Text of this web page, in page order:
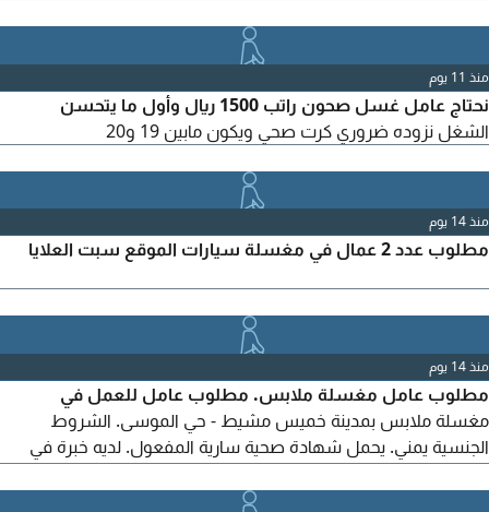
منذ 11 يوم
نحتاج عامل غسل صحون راتب 1500 ريال وأول ما يتحسن
الشغل نزوده ضروري كرت صحي ويكون مابين 19 و20
منذ 14 يوم
مطلوب عدد 2 عمال في مغسلة سيارات الموقع سبت العلايا
منذ 14 يوم
مطلوب عامل مغسلة ملابس. مطلوب عامل للعمل في
مغسلة ملابس بمدينة خميس مشيط - حي الموسى. الشروط
الجنسية يمني. يحمل شهادة صحية سارية المفعول. لديه خبرة في
العمل. الموقع خميس مشيط - حي الموسى. للتواصل